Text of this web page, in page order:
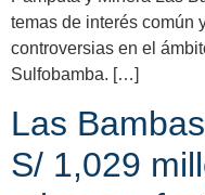
temas de interés común
controversias en el
Sulfobamba. […]
Las
S/ 1,029